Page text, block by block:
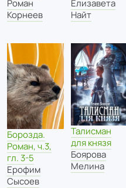
Роман
Корнеев
Елизавета
Найт
Борозда.
Роман, ч.3,
гл. 3-5
Ерофим
Сысоев
Талисман
для князя
Боярова
Мелина